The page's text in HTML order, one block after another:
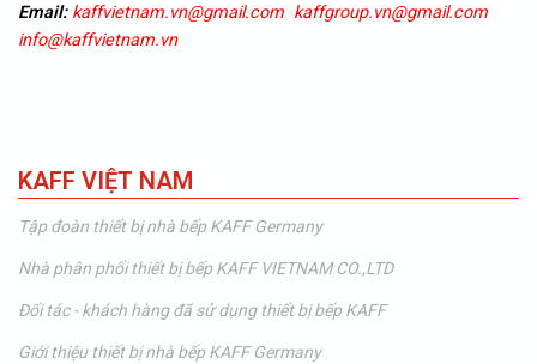
Email: kaffvietnam.vn@gmail.com kaffgroup.vn@gmail.com
info@kaffvietnam.vn
KAFF VIỆT NAM
Tập đoàn thiết bị nhà bếp KAFF Germany
Nhà phân phối thiết bị bếp KAFF VIETNAM CO.,LTD
Đối tác - khách hàng đã sử dụng thiết bị bếp KAFF
Giới thiệu thiết bị nhà bếp KAFF Germany